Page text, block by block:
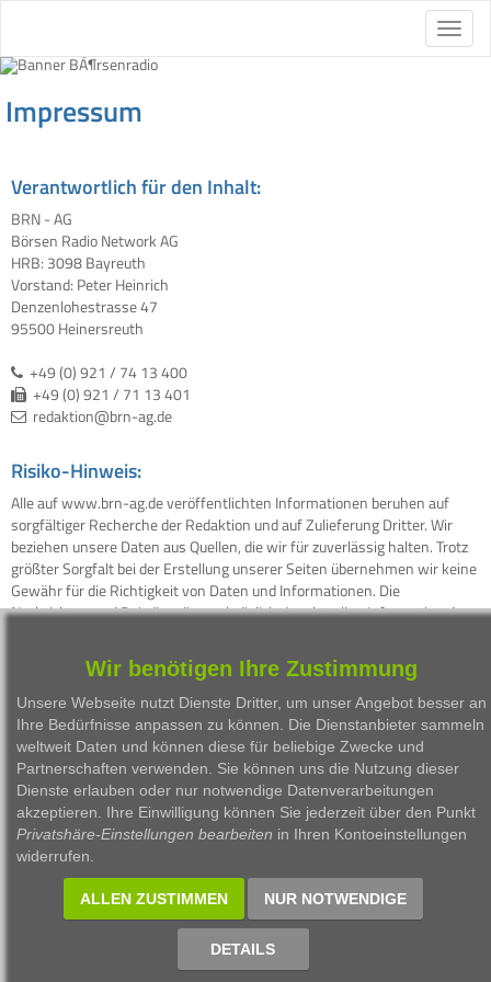
Impressum
Verantwortlich für den Inhalt:
BRN - AG
Börsen Radio Network AG
HRB: 3098 Bayreuth
Vorstand: Peter Heinrich
Denzenlohestrasse 47
95500 Heinersreuth
+49 (0) 921 / 74 13 400
+49 (0) 921 / 71 13 401
redaktion@brn-ag.de
Risiko-Hinweis:
Alle auf www.brn-ag.de veröffentlichten Informationen beruhen auf
sorgfältiger Recherche der Redaktion und auf Zulieferung Dritter. Wir
beziehen unsere Daten aus Quellen, die wir für zuverlässig halten. Trotz
größter Sorgfalt bei der Erstellung unserer Seiten übernehmen wir keine
Gewähr für die Richtigkeit von Daten und Informationen. Die
Nachrichten und Beiträge dienen lediglich der aktuellen Information der
Wertpapieren dar. Für den Fall, daß www.brn-ag.de unzutreffende
Informationen enthalten sollte, kommt eine Haftung der Redaktion nicht
in Betracht.
1999 - 2026 Börsen Radio Network AG
Wir benötigen Ihre Zustimmung
Unsere Webseite nutzt Dienste Dritter, um unser Angebot besser an
Ihre Bedürfnisse anpassen zu können. Die Dienstanbieter sammeln
weltweit Daten und können diese für beliebige Zwecke und
Partnerschaften verwenden. Sie können uns die Nutzung dieser
Dienste erlauben oder nur notwendige Datenverarbeitungen
akzeptieren. Ihre Einwilligung können Sie jederzeit über den Punkt
Privatshäre-Einstellungen bearbeiten in Ihren Kontoeinstellungen
widerrufen.
ALLEN ZUSTIMMEN NUR NOTWENDIGE
DETAILS